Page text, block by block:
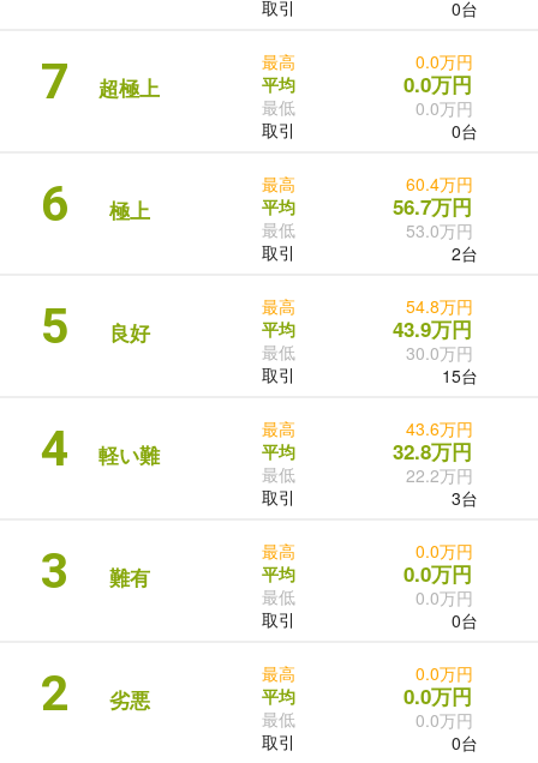
取引
0台
7 超極上
最高
平均
最低
取引
0.0万円
0.0万円
0.0万円
0台
6 極上
最高
平均
最低
取引
60.4万円
56.7万円
53.0万円
2台
5 良好
最高
平均
最低
取引
54.8万円
43.9万円
30.0万円
15台
4 軽い難
最高
平均
最低
取引
43.6万円
32.8万円
22.2万円
3台
3 難有
最高
平均
最低
取引
0.0万円
0.0万円
0.0万円
0台
2 劣悪
最高
平均
最低
取引
0.0万円
0.0万円
0.0万円
0台